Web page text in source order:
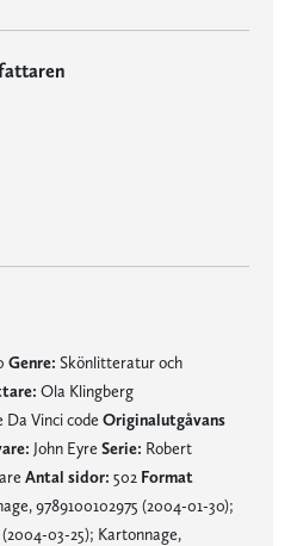
Genre: Skönlitteratur och
Ola Klingberg
Da Vinci code Originalutgåvans
John Eyre Serie: Robert
Antal sidor: 502 Format
9789100102975 (2004-01-30);
(2004-03-25); Kartonnage,